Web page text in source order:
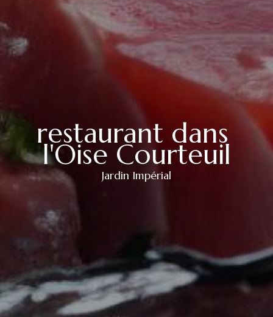
restaurant dans
l'Oise Courteuil
Jardin Impérial